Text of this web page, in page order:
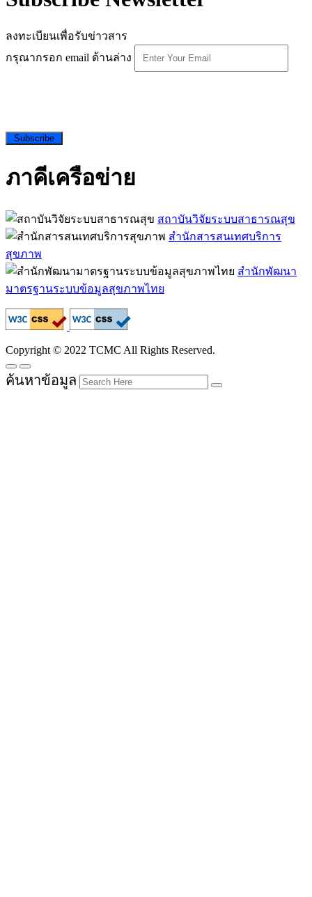
ลงทะเบียนเพื่อรับข่าวสาร
กรุณากรอก email ด้านล่าง
Subscribe
ภาคีเครือข่าย
สถาบันวิจัยระบบสาธารณสุข
สำนักสารสนเทศบริการ
สุขภาพ
สำนักพัฒนา
มาตรฐานระบบข้อมูลสุขภาพไทย
Copyright © 2022 TCMC All Rights Reserved.
ค้นหาข้อมูล